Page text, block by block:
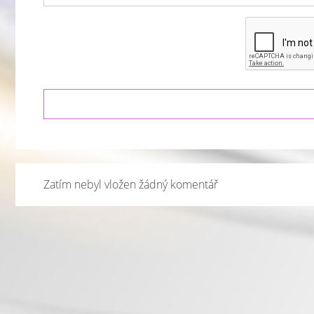
Zatím nebyl vložen žádný komentář